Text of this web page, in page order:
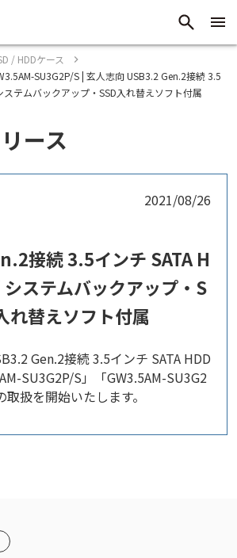
/ HDDケース
SU3G2P/S | 玄人志向 USB3.2 Gen.2接続 3.5
ステムバックアップ・SSD入れ替えソフト付属
ース
2021/08/26
接続 3.5インチ SATA H
ステムバックアップ・S
れ替えソフト付属
Gen.2接続 3.5インチ SATA HDD
SU3G2P/S」「GW3.5AM-SU3G2
取扱を開始いたします。